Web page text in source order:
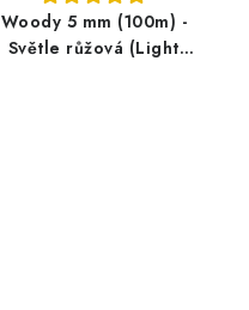
Woody 5 mm (100m) -
Světle růžová (Light